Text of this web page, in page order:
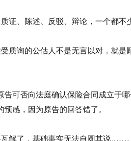
证、陈述、反驳、辩论，一个都不
质询的公估人不是无言以对，就是
可否向法庭确认保险合同成立于
感，因为原告的回答错了。
解了，基础事实无法自圆其说……。